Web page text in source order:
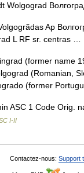
Wolgograd
Ap
L RF sr. centras …
(former name
(Romanian,
(former
ASC 1 Code Orig.
I-II
Contactez-nous: Support